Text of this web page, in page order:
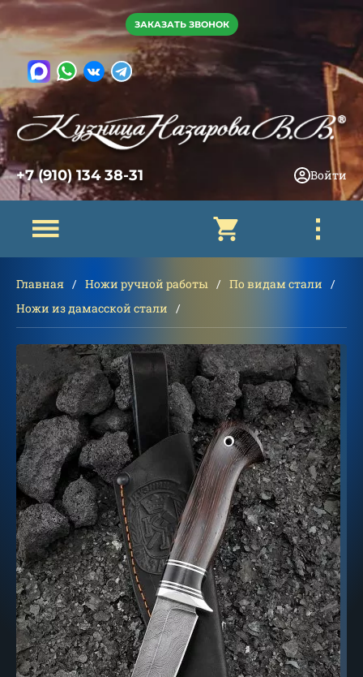
ЗАКАЗАТЬ ЗВОНОК
+7 (910) 134 38-31 Войти
Главная Ножи ручной работы
По видам стали
Ножи из дамасской стали